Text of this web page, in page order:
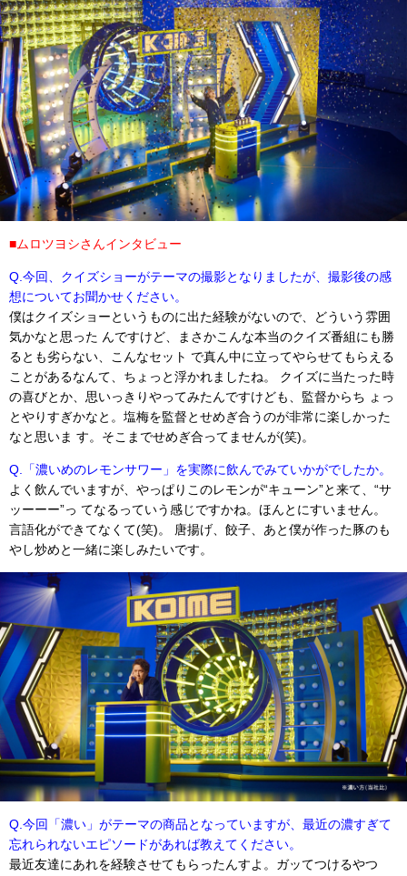
■ムロツヨシさんインタビュー
Q.今回、クイズショーがテーマの撮影となりましたが、撮影後の感
想についてお聞かせください。
僕はクイズショーというものに出た経験がないので、どういう雰囲
気かなと思った んですけど、まさかこんな本当のクイズ番組にも勝
るとも劣らない、こんなセット で真ん中に立ってやらせてもらえる
ことがあるなんて、ちょっと浮かれましたね。 クイズに当たった時
の喜びとか、思いっきりやってみたんですけども、監督からち ょっ
とやりすぎかなと。塩梅を監督とせめぎ合うのが非常に楽しかった
なと思いま す。そこまでせめぎ合ってませんが(笑)。
Q.「濃いめのレモンサワー」を実際に飲んでみていかがでしたか。
よく飲んでいますが、やっぱりこのレモンが“キューン”と来て、“サ
ッーーー”っ てなるっていう感じですかね。ほんとにすいません。
言語化ができてなくて(笑)。 唐揚げ、餃子、あと僕が作った豚のも
やし炒めと一緒に楽しみたいです。
Q.今回「濃い」がテーマの商品となっていますが、最近の濃すぎて
忘れられないエピソードがあれば教えてください。
最近友達にあれを経験させてもらったんすよ。ガッてつけるやつ